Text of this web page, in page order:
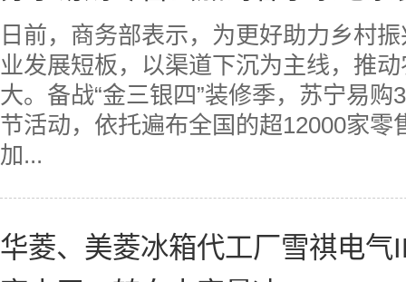
日前，商务部表示，为更好助力乡村
业发展短板，以渠道下沉为主线，推
大。备战“金三银四”装修季，苏宁易
节活动，依托遍布全国的超12000家
加...
华菱、美菱冰箱代工厂雪祺电